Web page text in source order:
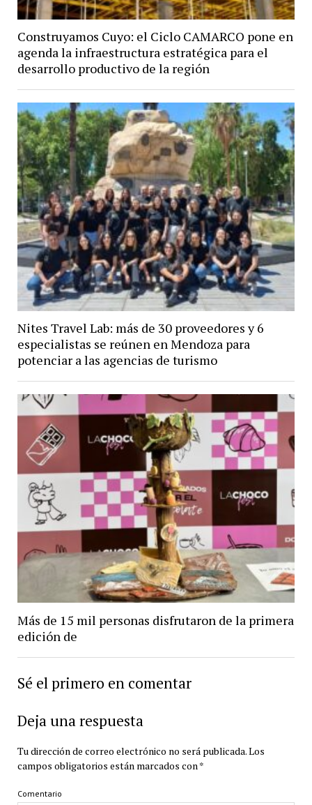
Construyamos Cuyo: el Ciclo CAMARCO pone en
agenda la infraestructura estratégica para el
desarrollo productivo de la región
Nites Travel Lab: más de 30 proveedores y 6
especialistas se reúnen en Mendoza para
potenciar a las agencias de turismo
Más de 15 mil personas disfrutaron de la primera
edición de
Sé el primero en comentar
Deja una respuesta
Tu dirección de correo electrónico no será publicada.Los
campos obligatorios están marcados con *
Comentario